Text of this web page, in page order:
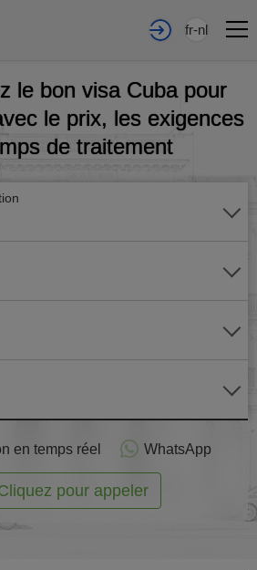
fr-nl
le bon visa Cuba pour
le prix, les exigences
de traitement
en temps réel WhatsApp
pour appeler